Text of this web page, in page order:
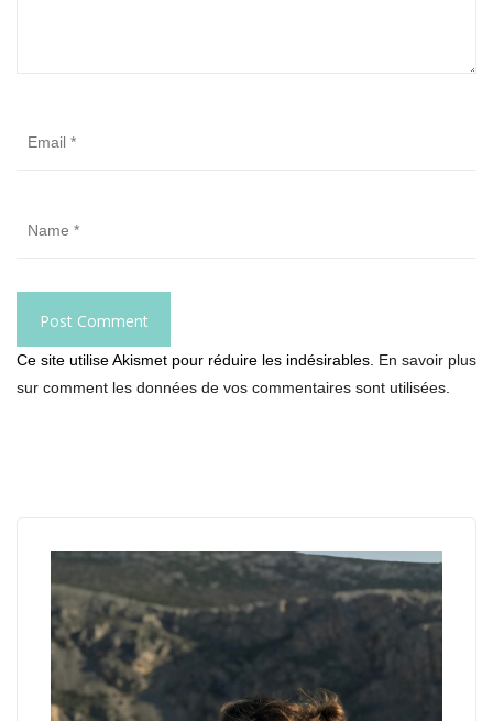
Ce site utilise Akismet pour réduire les indésirables. En savoir plus
sur comment les données de vos commentaires sont utilisées